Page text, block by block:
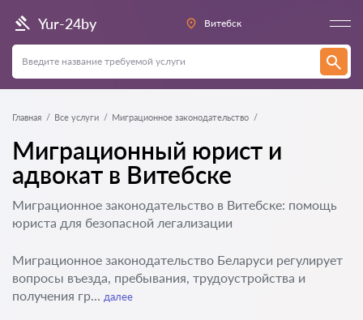
Yur-24by Витебск
Главная Все услуги Миграционное законодательство
Миграционный юрист и
адвокат в Витебске
Миграционное законодательство в Витебске: помощь
юриста для безопасной легализации
Миграционное законодательство Беларуси регулирует
вопросы въезда, пребывания, трудоустройства и
получения гр... далее